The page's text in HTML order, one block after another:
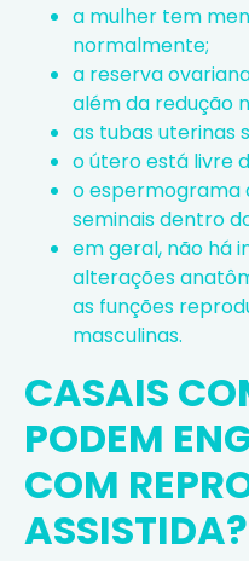
a mulher tem
normalmente;
a reserva
além da redução
as tubas uterinas
o útero está livre
o
seminais dentro
em geral, não há
alterações
as funções
masculinas.
CASAIS
PODEM
COM
ASSISTIDA?